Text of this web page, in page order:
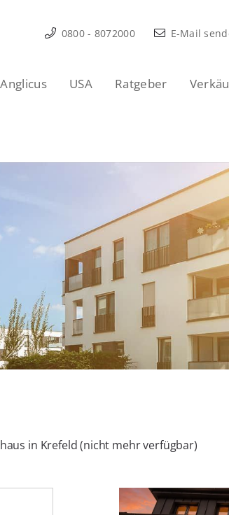
0800 - 8072000 E-Mail
USA Ratgeber
in Krefeld (nicht mehr verfügbar)